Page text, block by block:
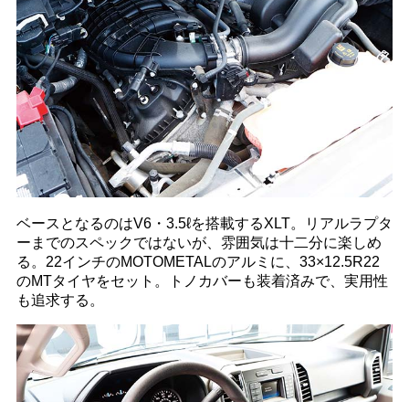
ベースとなるのはV6・3.5ℓを搭載するXLT。リアルラプタ
ーまでのスペックではないが、雰囲気は十二分に楽しめ
る。22インチのMOTOMETALのアルミに、33×12.5R22
のMTタイヤをセット。トノカバーも装着済みで、実用性
も追求する。